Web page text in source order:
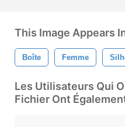
This Image Appears
Boîte Femme
Les Utilisateurs Qui
Fichier Ont